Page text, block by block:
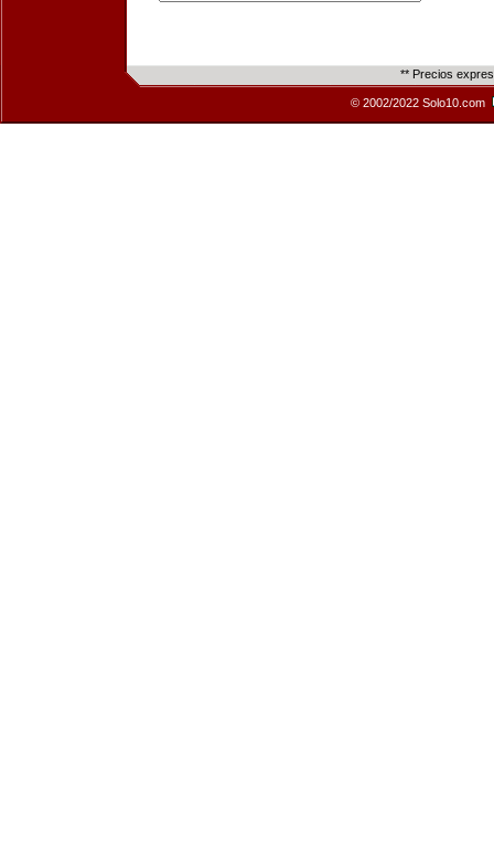
** Precios
© 2002/2022 Solo10.com